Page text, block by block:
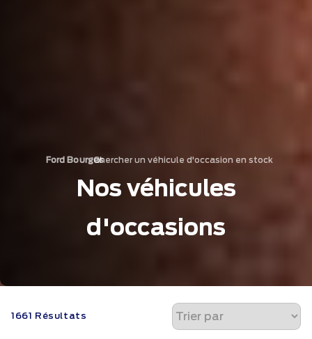
Ford Bourges
›
Chercher un véhicule d'occasion en stock
Nos véhicules
d'occasions
1661 Résultats